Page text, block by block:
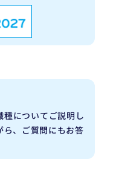
についてご説明し
ら、ご質問にもお答